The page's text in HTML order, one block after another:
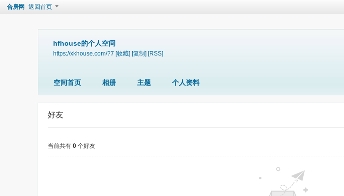
合房网 返回首页
hfhouse的个人空间
https://xkhouse.com/?7 [收藏] [复制] [RSS]
空间首页 相册 主题 个人资料
好友
当前共有 0 个好友